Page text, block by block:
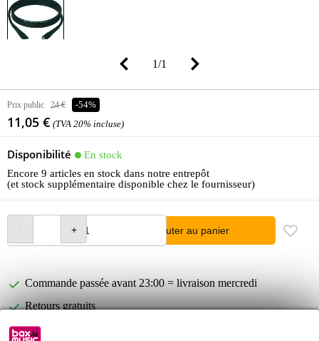
1/1
Prix public 24 € -54%
11,05 € (TVA 20% incluse)
Disponibilité
En stock
Encore 9 articles en stock dans notre entrepôt
(et stock supplémentaire disponible chez le fournisseur)
Ajouter au panier
Commande passée avant 23:00 = livraison mercredi
Retours gratuits
30 jours satisfait ou remboursé